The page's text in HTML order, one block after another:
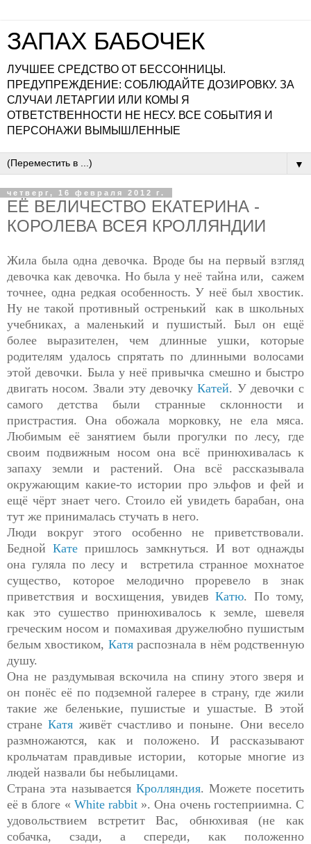
ЗАПАХ БАБОЧЕК
ЛУЧШЕЕ СРЕДСТВО ОТ БЕССОННИЦЫ.
ПРЕДУПРЕЖДЕНИЕ: СОБЛЮДАЙТЕ ДОЗИРОВКУ. ЗА
СЛУЧАИ ЛЕТАРГИИ ИЛИ КОМЫ Я
ОТВЕТСТВЕННОСТИ НЕ НЕСУ. ВСЕ СОБЫТИЯ И
ПЕРСОНАЖИ ВЫМЫШЛЕННЫЕ
▼
четверг, 16 февраля 2012 г.
ЕЁ ВЕЛИЧЕСТВО ЕКАТЕРИНА -
КОРОЛЕВА ВСЕЯ КРОЛЛЯНДИИ
Жила была одна девочка. Вроде бы на первый взгляд
девочка как девочка. Но была у неё тайна или, сажем
точнее, одна редкая особенность. У неё был хвостик.
Ну не такой противный остренький как в школьных
учебниках, а маленький и пушистый. Был он ещё
более выразителен, чем длинные ушки, которые
родителям удалось спрятать по длинными волосами
этой девочки. Была у неё привычка смешно и быстро
двигать носом. Звали эту девочкуКатей. У девочки с
самого детства были странные склонности и
пристрастия. Она обожала морковку, не ела мяса.
Любимым её занятием были прогулки по лесу, где
своим подвижным носом она всё принюхивалась к
запаху земли и растений. Она всё рассказывала
окружающим какие-то истории про эльфов и фей и
ещё чёрт знает чего. Стоило ей увидеть барабан, она
тут же принималась стучать в него.
Люди вокруг этого особенно не приветствовали.
БеднойКате пришлось замкнуться. И вот однажды
она гуляла по лесу и встретила странное мохнатое
существо, которое мелодично проревело в знак
приветствия и восхищения, увидевКатю. По тому,
как это сушество принюхивалось к земле, шевеля
греческим носом и помахивая дружелюбно пушистым
белым хвостиком, Катяраспознала в нём родственную
душу.
Она не раздумывая вскочила на спину этого зверя и
он понёс её по подземной галерее в страну, где жили
такие же беленькие, пушистые и ушастые. В этой
странеКатя живёт счастливо и поныне. Они весело
размножаются, как и положено. И рассказывают
крольчатам правдивые истории, которые многие из
людей назвали бы небылицами.
Страна эта называется Кролляндия. Можете посетить
её в блоге « White rabbit ». Она очень гостеприимна. С
удовольствием встретит Вас, обнюхивая (не как
собачка, сзади, а спереди, как положенно